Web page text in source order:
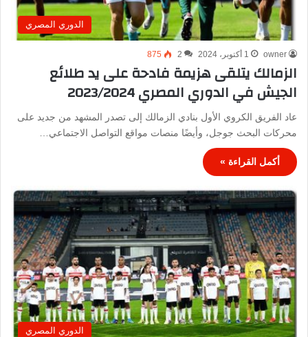
الدوري المصري
owner 1 أكتوبر، 2024 2
875
الزمالك يتلقى هزيمة فادحة على يد طلائع
الجيش في الدوري المصري 2023/2024
عاد الفريق الكروي الأول بنادي الزمالك إلى تصدر المشهد من جديد على
محركات البحث جوجل، وأيضًا منصات مواقع التواصل الاجتماعي…
أكمل القراءة »
الدوري المصري